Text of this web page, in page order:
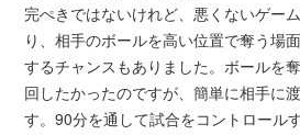
完ぺきではないけれど、悪くないゲー
り、相手のボールを高い位置で奪う場
するチャンスもありました。ボールを
回したかったのですが、簡単に相手に
す。90分を通して試合をコントロール